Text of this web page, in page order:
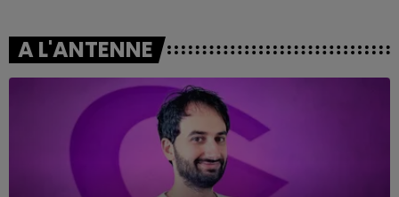
A L'ANTENNE